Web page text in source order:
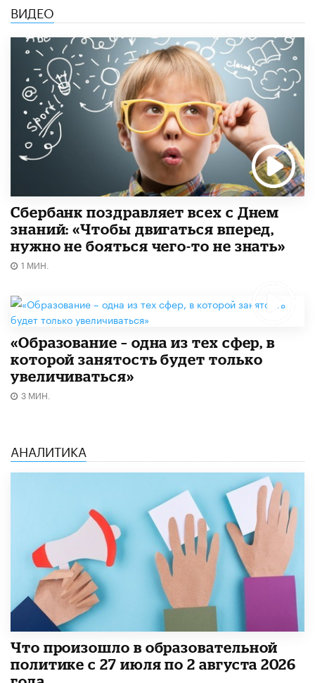
ВИДЕО
Сбербанк поздравляет всех с Днем
знаний: «Чтобы двигаться вперед,
нужно не бояться чего-то не знать»
1 МИН.
«Образование – одна из тех сфер, в
которой занятость будет только
увеличиваться»
3 МИН.
АНАЛИТИКА
​Что произошло в образовательной
политике с 27 июля по 2 августа 2026